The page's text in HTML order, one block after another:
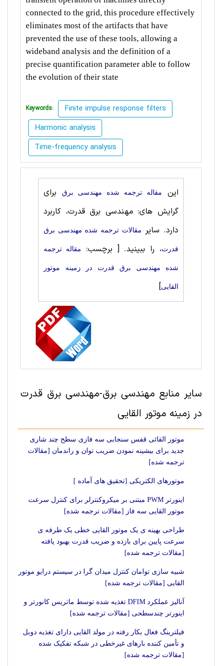
connected to the grid, this procedure effectively
eliminates most of the artifacts that have
prevented the use of these tools, allowing a
wideband analysis and the definition of a
precise quantification parameter able to follow
the evolution of their state
Keywords:
Finite impulse response filters
Harmonic analysis
Time-frequency analysis
این مقاله ترجمه شده مهندسی برق
برای
گرایش های: مهندسی برق قدرت، کاربرد
دارد. سایر مقالات ترجمه شده مهندسی برق
قدرت، را ببینید.[ برچسب: مقاله ترجمه
شده مهندسی برق قدرت در زمینه موتور
القایی]
سایر منابع مهندسی برق-مهندسی برق قدرت
در زمینه موتور القایی
موتور القائی قفس سنجابی سه فازی سطح چند شاری
جدید برای بیشینه نمودن ضریب توان و راندمان [مقالات
ترجمه شده]
موتورهای الکتریکی [تحقیق های آماده ]
اینورتر PWM مبتنی بر میکروکنترلر برای کنترل سرعت
موتور القایی سه فاز [مقالات ترجمه شده]
طراحی بهینه ی یک موتور القایی خطی یک طرفه ی
سرعت پایین برای بازده و ضریب قدرت بهبود یافته
[مقالات ترجمه شده]
شبیه سازی توامان کنترل میدان گرا در سیستم درایو موتور
القایی [مقالات ترجمه شده]
آنالیز عملکرد DFIM تغذیه شده توسط ماتریس کانورتر و
اینورتر چندسطحی [مقالات ترجمه شده]
فیلترینگ فعال بکار رفته در مولد القایی دارای تغذیه دوبل
و تأمین کننده بارهای غیرخطی در شبکه تفکیک شده
[مقالات ترجمه شده]